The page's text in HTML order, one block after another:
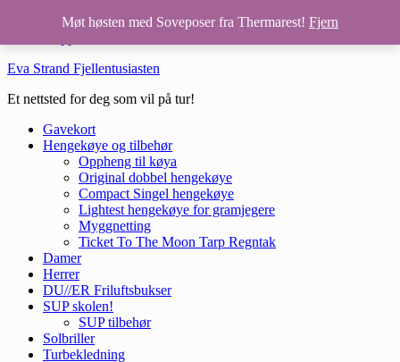
Hopp til hovedinnhold
Eva Strand Fjellentusiasten
Et nettsted for deg som vil på tur!
Gavekort
Hengekøye og tilbehør
Oppheng til køya
Original dobbel hengekøye
Compact Singel hengekøye
Lightest hengekøye for gramjegere
Myggnetting
Ticket To The Moon Tarp Regntak
Damer
Herrer
DU//ER Friluftsbukser
SUP skolen!
SUP tilbehør
Solbriller
Turbekledning
Møt høsten med Soveposer fra Thermarest! Fjern